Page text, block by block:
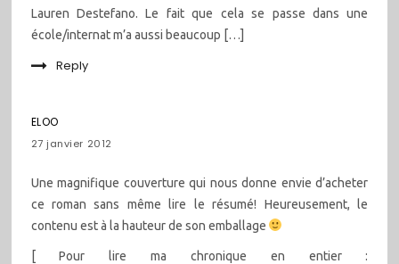
Lauren Destefano. Le fait que cela se passe dans une
école/internat m’a aussi beaucoup […]
Reply
ELOO
27 janvier 2012
Une magnifique couverture qui nous donne envie d’acheter
ce roman sans même lire le résumé! Heureusement, le
contenu est à la hauteur de son emballage
[ Pour lire ma chronique en entier :